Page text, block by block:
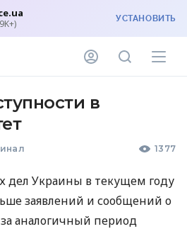
УСТАНОВИТЬ
в
1377
дел Украины в текущем году
заявлений и сообщений о
аналогичный период